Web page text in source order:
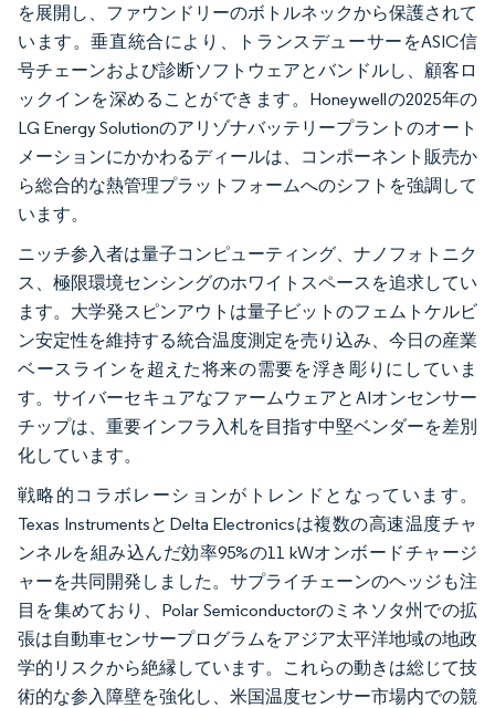
を展開し、ファウンドリーのボトルネックから保護されて
います。垂直統合により、トランスデューサーをASIC信
号チェーンおよび診断ソフトウェアとバンドルし、顧客ロ
ックインを深めることができます。Honeywellの2025年の
LG Energy Solutionのアリゾナバッテリープラントのオート
メーションにかかわるディールは、コンポーネント販売か
ら総合的な熱管理プラットフォームへのシフトを強調して
います。
ニッチ参入者は量子コンピューティング、ナノフォトニク
ス、極限環境センシングのホワイトスペースを追求してい
ます。大学発スピンアウトは量子ビットのフェムトケルビ
ン安定性を維持する統合温度測定を売り込み、今日の産業
ベースラインを超えた将来の需要を浮き彫りにしていま
す。サイバーセキュアなファームウェアとAIオンセンサー
チップは、重要インフラ入札を目指す中堅ベンダーを差別
化しています。
戦略的コラボレーションがトレンドとなっています。
Texas InstrumentsとDelta Electronicsは複数の高速温度チャ
ンネルを組み込んだ効率95%の11 kWオンボードチャージ
ャーを共同開発しました。サプライチェーンのヘッジも注
目を集めており、Polar Semiconductorのミネソタ州での拡
張は自動車センサープログラムをアジア太平洋地域の地政
学的リスクから絶縁しています。これらの動きは総じて技
術的な参入障壁を強化し、米国温度センサー市場内での競